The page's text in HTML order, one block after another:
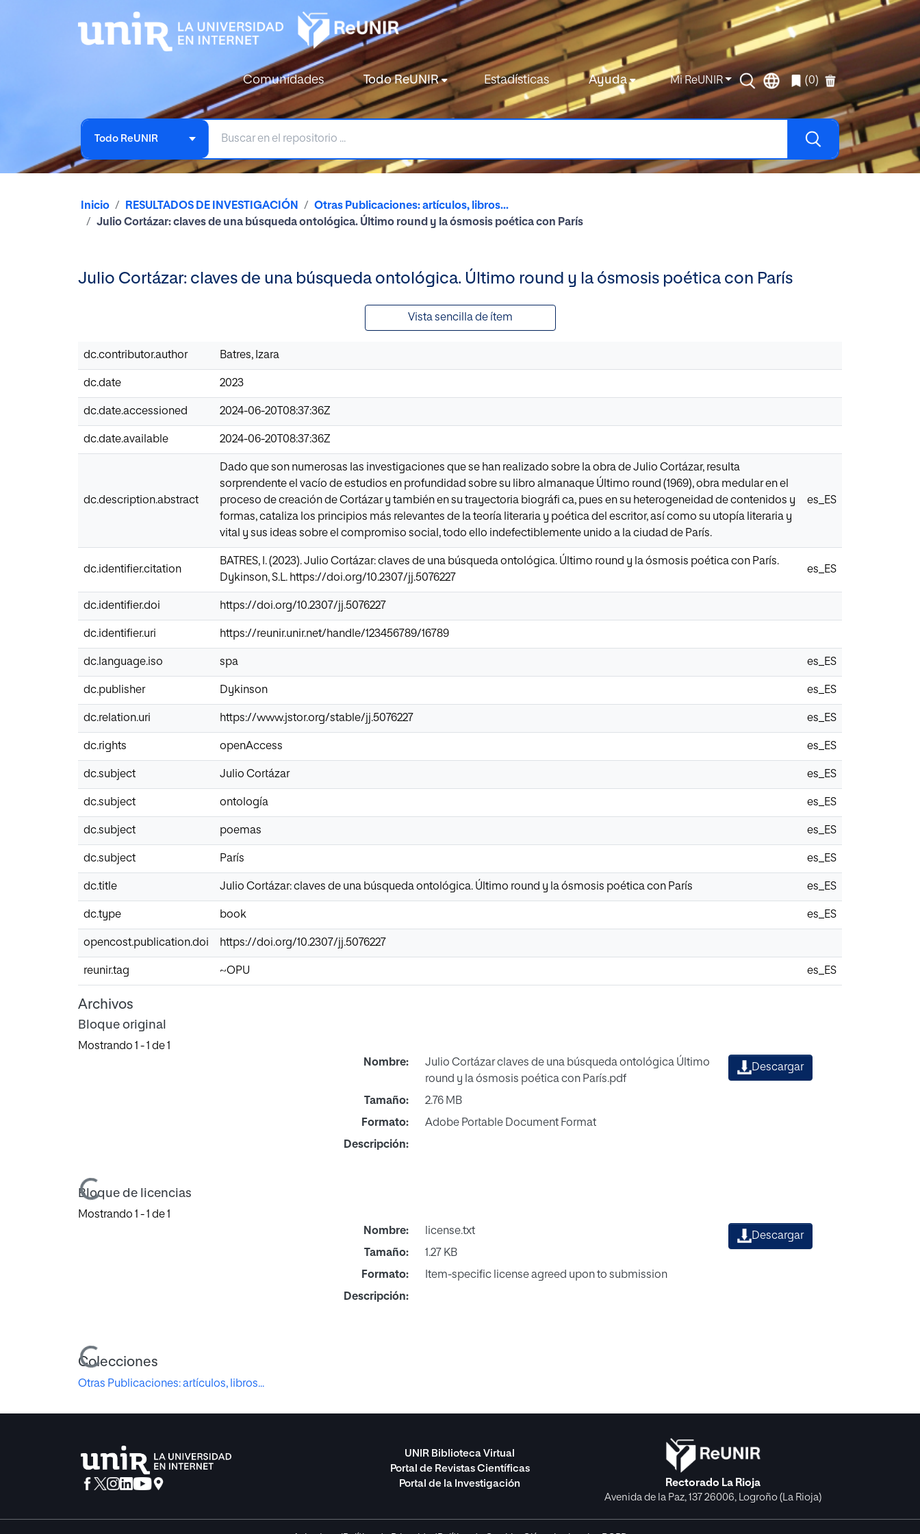
Comunidades Todo ReUNIR Estadísticas Ayuda Mi ReUNIR (0)
Todo ReUNIR
Inicio RESULTADOS DE INVESTIGACIÓN
Otras Publicaciones: artículos, libros...
Julio Cortázar: claves de una búsqueda ontológica. Último round y la ósmosis poética con París
Julio Cortázar: claves de una búsqueda ontológica. Último round y la ósmosis poética con París
Vista sencilla de ítem
dc.contributor.author Batres, Izara
dc.date 2023
dc.date.accessioned 2024-06-20T08:37:36Z
dc.date.available 2024-06-20T08:37:36Z
dc.description.abstract
Dado que son numerosas las investigaciones que se han realizado sobre la obra de Julio Cortázar, resulta
sorprendente el vacío de estudios en profundidad sobre su libro almanaque Último round (1969), obra medular en el
proceso de creación de Cortázar y también en su trayectoria biográfi ca, pues en su heterogeneidad de contenidos y
formas, cataliza los principios más relevantes de la teoría literaria y poética del escritor, así como su utopía literaria y
vital y sus ideas sobre el compromiso social, todo ello indefectiblemente unido a la ciudad de París.
es_ES
dc.identifier.citation
BATRES, I. (2023). Julio Cortázar: claves de una búsqueda ontológica. Último round y la ósmosis poética con París.
Dykinson, S.L. https://doi.org/10.2307/jj.5076227
es_ES
dc.identifier.doi https://doi.org/10.2307/jj.5076227
dc.identifier.uri https://reunir.unir.net/handle/123456789/16789
dc.language.iso spa es_ES
dc.publisher Dykinson es_ES
dc.relation.uri https://www.jstor.org/stable/jj.5076227 es_ES
dc.rights openAccess es_ES
dc.subject Julio Cortázar es_ES
dc.subject ontología es_ES
dc.subject poemas es_ES
dc.subject París es_ES
dc.title Julio Cortázar: claves de una búsqueda ontológica. Último round y la ósmosis poética con París es_ES
dc.type book es_ES
opencost.publication.doi https://doi.org/10.2307/jj.5076227
reunir.tag ~OPU es_ES
Archivos
Bloque original
Mostrando 1 - 1 de 1
Cargando...
Nombre:
Julio Cortázar claves de una búsqueda ontológica Último
round y la ósmosis poética con París.pdf
Tamaño:
2.76 MB
Formato:
Adobe Portable Document Format
Descripción:
Descargar
Bloque de licencias
Mostrando 1 - 1 de 1
Cargando...
Nombre:
license.txt
Tamaño:
1.27 KB
Formato:
Item-specific license agreed upon to submission
Descripción:
Descargar
Colecciones
Otras Publicaciones: artículos, libros...
UNIR Biblioteca Virtual
Portal de Revistas Científicas
Portal de la Investigación
Rectorado La Rioja
Avenida de la Paz, 137 26006, Logroño (La Rioja)